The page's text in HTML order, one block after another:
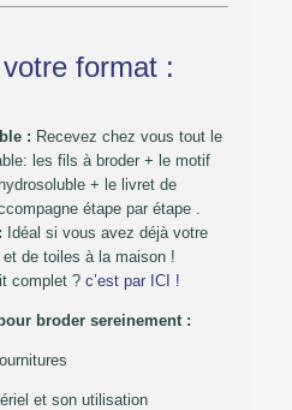
format :
: Recevez chez vous tout le
les fils à broder + le motif
+ le livret de
étape par étape .
Idéal si vous avez déjà votre
de toiles à la maison !
complet ? c’est par ICI !
broder sereinement :
et son utilisation